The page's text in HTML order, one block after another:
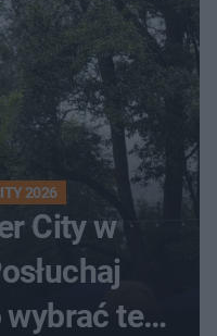
2026
City w
ten